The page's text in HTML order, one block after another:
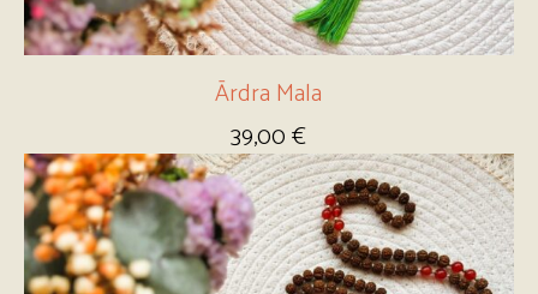
Ārdra Mala
39,00€